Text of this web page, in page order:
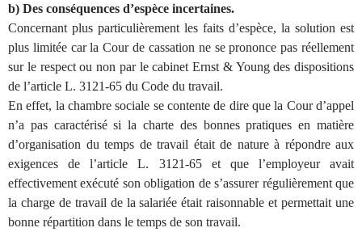
b) Des conséquences d’espèce incertaines.
Concernant plus particulièrement les faits d’espèce, la solution est
plus limitée car la Cour de cassation ne se prononce pas réellement
sur le respect ou non par le cabinet Ernst & Young des dispositions
de l’article L. 3121-65 du Code du travail.
En effet, la chambre sociale se contente de dire que la Cour d’appel
n’a pas caractérisé si la charte des bonnes pratiques en matière
d’organisation du temps de travail était de nature à répondre aux
exigences de l’article L. 3121-65 et que l’employeur avait
effectivement exécuté son obligation de s’assurer régulièrement que
la charge de travail de la salariée était raisonnable et permettait une
bonne répartition dans le temps de son travail.